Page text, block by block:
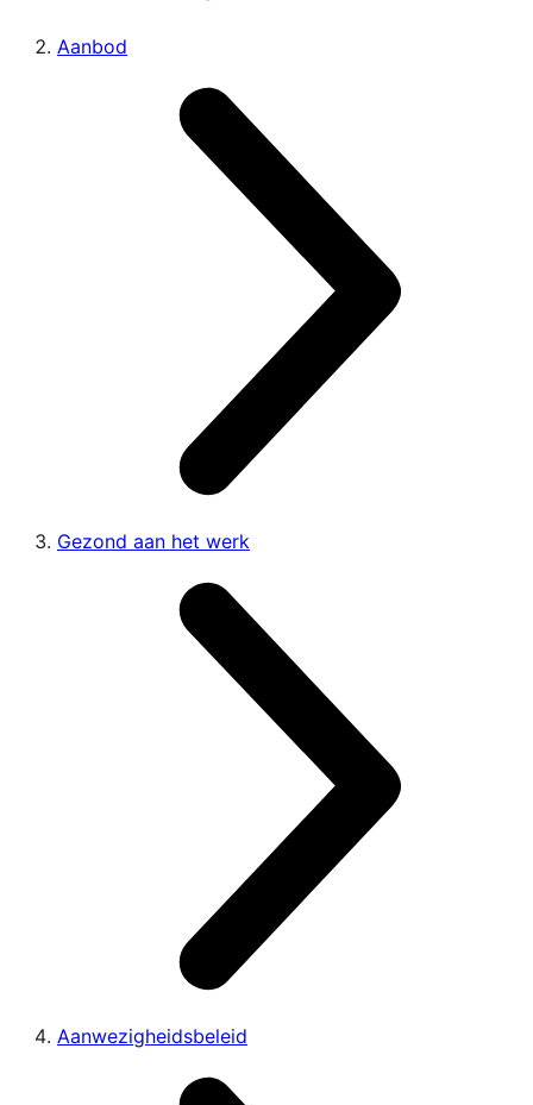
Aanbod
Gezond aan het werk
Aanwezigheidsbeleid